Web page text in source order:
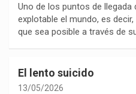
Uno de los puntos de llegada
explotable el mundo, es
que sea posible a través de
El lento suicido
13/05/2026